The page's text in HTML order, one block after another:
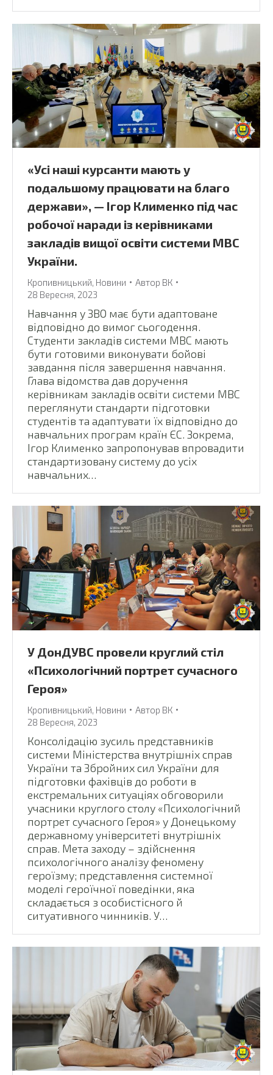
«Усі наші курсанти мають у
подальшому працювати на благо
держави», — Ігор Клименко під час
робочої наради із керівниками
закладів вищої освіти системи МВС
України.
Кропивницький, Новини Автор ВК
28 Вересня, 2023
Навчання у ЗВО має бути адаптоване
відповідно до вимог сьогодення.
Студенти закладів системи МВС мають
бути готовими виконувати бойові
завдання після завершення навчання.
Глава відомства дав доручення
керівникам закладів освіти системи МВС
переглянути стандарти підготовки
студентів та адаптувати їх відповідно до
навчальних програм країн ЄС. Зокрема,
Ігор Клименко запропонував впровадити
стандартизовану систему до усіх
навчальних…
У ДонДУВС провели круглий стіл
«Психологічний портрет сучасного
Героя»
Кропивницький Новини Автор ВК
28 Вересня, 2023
Консолідацію зусиль представників
системи Міністерства внутрішніх справ
України та Збройних сил України для
підготовки фахівців до роботи в
екстремальних ситуаціях обговорили
учасники круглого столу «Психологічний
портрет сучасного Героя» у Донецькому
державному університеті внутрішніх
справ. Мета заходу – здійснення
психологічного аналізу феномену
героїзму; представлення системної
моделі героїчної поведінки, яка
складається з особистісного й
ситуативного чинників. У…